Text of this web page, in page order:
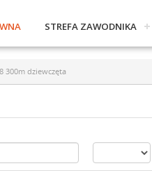
STREFA ZAWODNIKA
300m dziewczęta